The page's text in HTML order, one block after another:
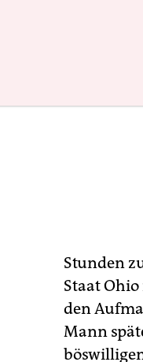
Stunden
Staat
den
Mann